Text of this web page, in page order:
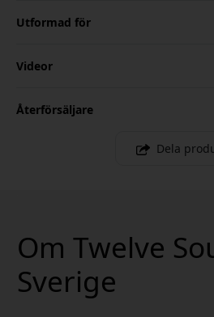
Utformad för
Videor
Återförsäljare
Dela
Om Twelve
Sverige